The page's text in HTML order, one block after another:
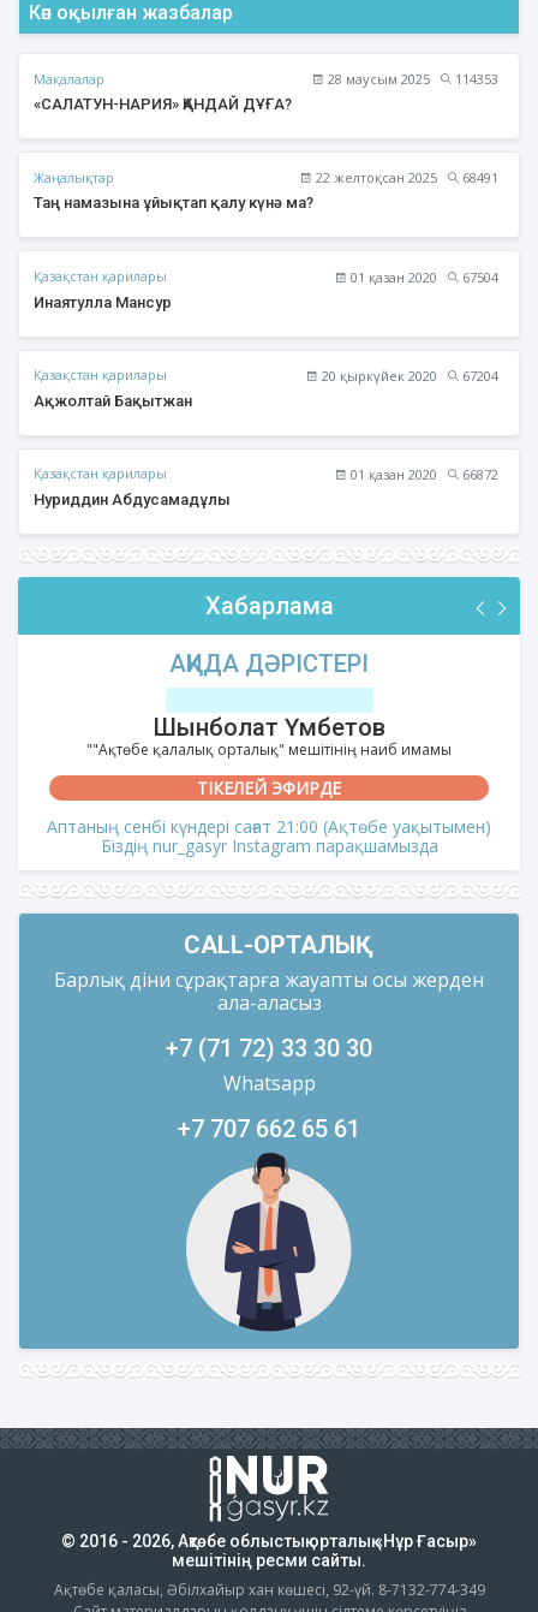
Көп оқылған жазбалар
Мақалалар 28 маусым 2025
114353
«САЛАТУН-НАРИЯ» ҚАНДАЙ ДҰҒА?
Жаңалықтар 22 желтоқсан 2025
68491
Таң намазына ұйықтап қалу күнә ма?
Қазақстан қарилары 01 қазан 2020
67504
Инаятулла Мансур
Қазақстан қарилары 20 қыркүйек 2020
67204
Ақжолтай Бақытжан
Қазақстан қарилары 01 қазан 2020
66872
Нуриддин Абдусамадұлы
Хабарлама
АҚИДА ДӘРІСТЕРІ
Шынболат Үмбетов
""Ақтөбе қалалық орталық" мешітінің наиб имамы
ТІКЕЛЕЙ ЭФИРДЕ
Аптаның сенбі күндері сағат 21:00 (Ақтөбе уақытымен)
Біздің nur_gasyr Instagram парақшамызда
CALL-ОРТАЛЫҚ
Барлық діни сұрақтарға жауапты осы жерден
ала-аласыз
+7 (71 72) 33 30 30
Whatsapp
+7 707 662 65 61
© 2016 - 2026, Ақтөбе облыстық орталық «Нұр Ғасыр»
мешітінің ресми сайты.
Ақтөбе қаласы, Әбілхайыр хан көшесі, 92-үй. 8-7132-774-349